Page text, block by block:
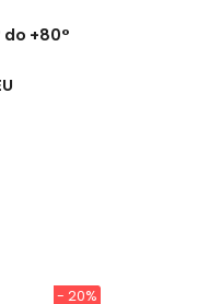
+80°
- 20%